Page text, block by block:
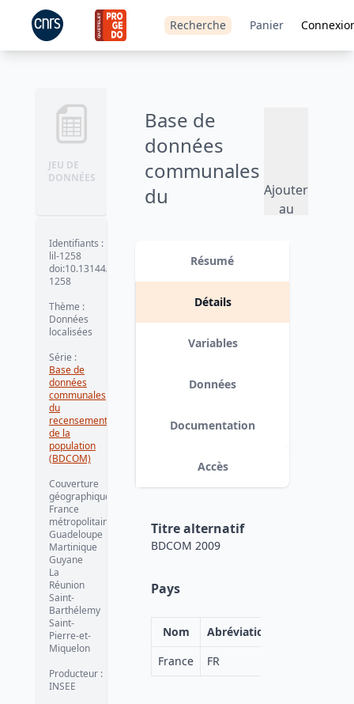
Recherche Panier
JEU DE
DONNÉES
Base de
données
communales
du
population -
Ajouter
au
Version 1date :2018-08-23
Identifiants :
lil-1258
doi:10.13144/lil-
1258
Thème :
Données
localisées
Série :
Base de
données
communales
du
recensement
de la
population
(BDCOM)
Couverture
géographique
France
métropolitaine
Guadeloupe
Martinique
Guyane
La
Réunion
Saint-
Barthélemy
Saint-
Pierre-et-
Miquelon
Producteur :
INSEE
Résumé
Détails
Variables
Données
Documentation
Accès
Titre alternatif
BDCOM 2009
Pays
Nom
Abréviation
France
FR